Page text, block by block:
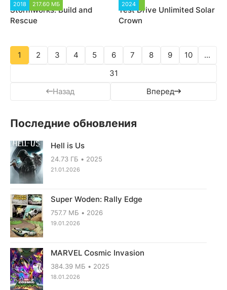
2018 217.60 МБ
Stormworks: Build and
Rescue
2024
Test Drive Unlimited Solar
Crown
Назад
1 2 3 4 5 6 7 8 9 10
...
31
Вперед
Последние обновления
Hell is Us
24.73 ГБ 2025
21.01.2026
Super Woden: Rally Edge
757.7 МБ 2026
19.01.2026
MARVEL Cosmic Invasion
384.39 МБ 2025
18.01.2026